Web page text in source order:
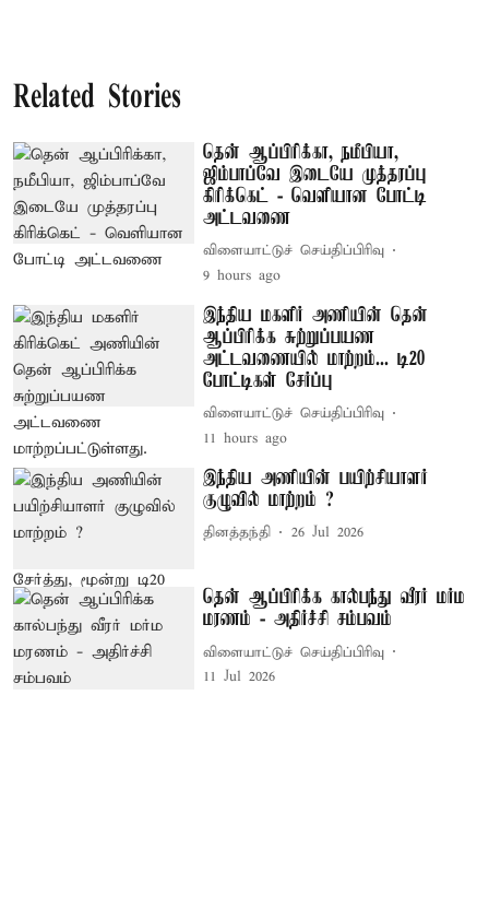
Related Stories
தென் ஆப்பிரிக்கா, நமீபியா,
ஜிம்பாப்வே இடையே முத்தரப்பு
கிரிக்கெட் - வெளியான போட்டி
அட்டவணை
விளையாட்டுச் செய்திப்பிரிவு
9 hours ago
இந்திய மகளிர் அணியின் தென்
ஆப்பிரிக்க சுற்றுப்பயண
அட்டவணையில் மாற்றம்... டி20
போட்டிகள் சேர்ப்பு
விளையாட்டுச் செய்திப்பிரிவு
11 hours ago
இந்திய அணியின் பயிற்சியாளர்
குழுவில் மாற்றம் ?
தினத்தந்தி 26 Jul 2026
தென் ஆப்பிரிக்க கால்பந்து வீரர் மர்ம
மரணம் - அதிர்ச்சி சம்பவம்
விளையாட்டுச் செய்திப்பிரிவு
11 Jul 2026